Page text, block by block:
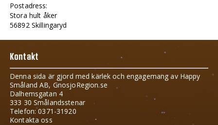
Postadress:
Stora hult åker
56892 Skillingaryd
Kontakt
Denna sida är gjord med kärlek och engagemang av Happy
Småland AB, GnosjoRegion.se
Dalhemsgatan 4
333 30 Smålandsstenar
Telefon: 0371-31920
Kontakta oss